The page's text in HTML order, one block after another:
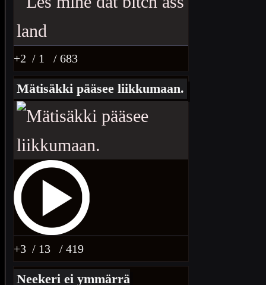
+2 / 1 / 683
Mätisäkki pääsee liikkumaan.
+3 / 13 / 419
Neekeri ei ymmärrä